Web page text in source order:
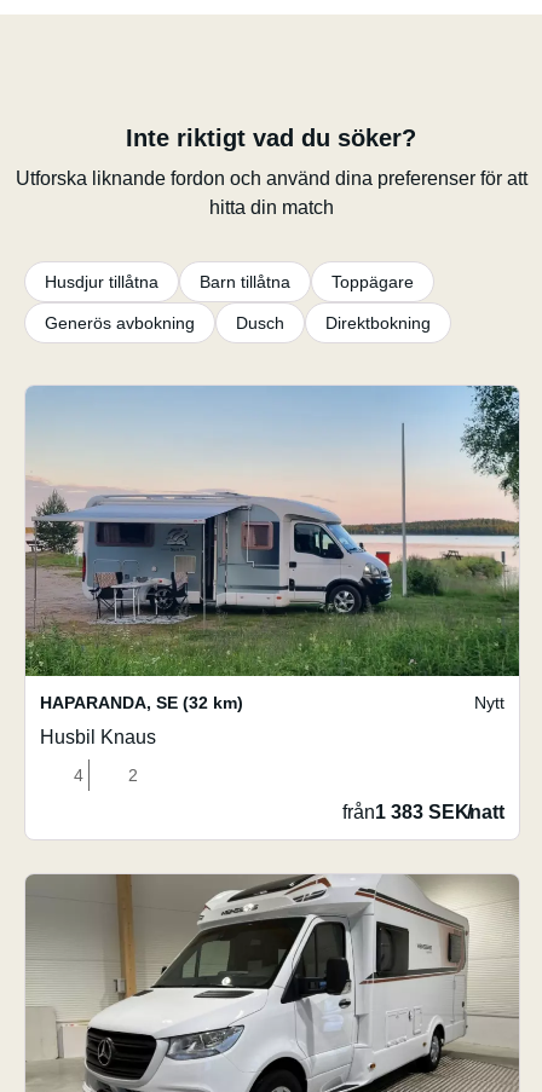
Inte riktigt vad du söker?
Utforska liknande fordon och använd dina preferenser för att
hitta din match
Husdjur tillåtna Barn tillåtna Toppägare
Generös avbokning Dusch Direktbokning
HAPARANDA, SE (32 km) Nytt
Husbil Knaus
4 2
från1 383 SEK/natt